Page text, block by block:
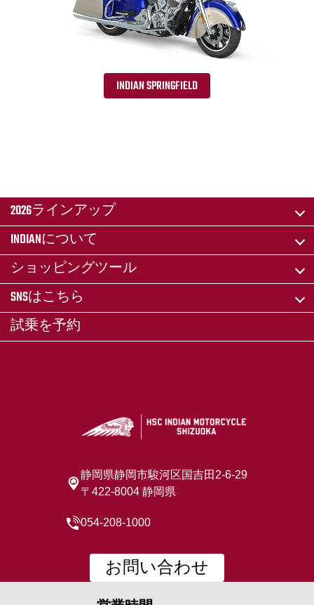
INDIAN SPRINGFIELD
2026ラインアップ
INDIANについて
ショッピングツール
SNSはこちら
試乗を予約
静岡県静岡市駿河区国吉田2-6-29
〒422-8004 静岡県
054-208-1000
お問い合わせ